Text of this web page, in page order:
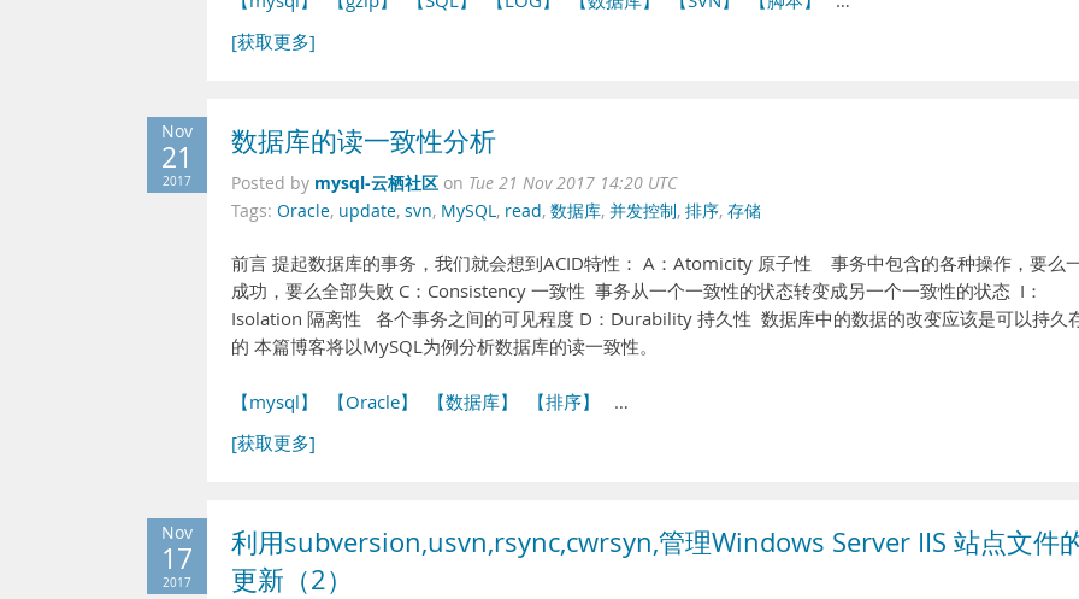
[获取更多]
Nov
21
2017
数据库的读一致性分析
Posted by mysql-云栖社区 on Tue 21 Nov 2017 14:20 UTC
Tags: Oracle, update, svn, MySQL, read, 数据库, 并发控制, 排序, 存储
前言 提起数据库的事务，我们就会想到ACID特性： A：Atomicity 原子性 事务中包含的各种操作，要么
成功，要么全部失败 C：Consistency 一致性 事务从一个一致性的状态转变成另一个一致性的状态 I：
Isolation 隔离性 各个事务之间的可见程度 D：Durability 持久性 数据库中的数据的改变应该是可以持久
的 本篇博客将以MySQL为例分析数据库的读一致性。
【mysql】 【Oracle】 【数据库】 【排序】
…
[获取更多]
Nov
17
2017
利用subversion,usvn,rsync,cwrsyn,管理Windows Server IIS 站点文件
更新（2）